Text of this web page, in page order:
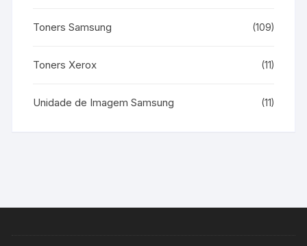
Toners Samsung (109)
Toners Xerox (11)
Unidade de Imagem Samsung (11)